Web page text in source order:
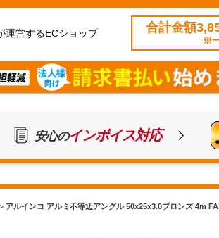
運営するECショップ 合計金額
※
安心のインボイス対応
> アルインコ アルミ不等辺アングル 50x25x3.0ブロンズ 4m